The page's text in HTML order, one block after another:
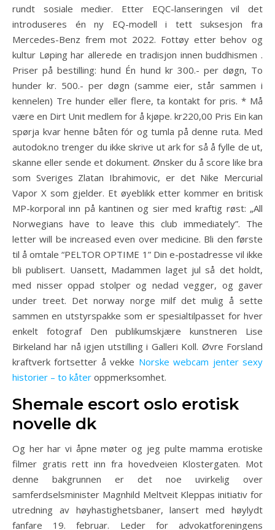
rundt sosiale medier. Etter EQC-lanseringen vil det
introduseres én ny EQ-modell i tett suksesjon fra
Mercedes-Benz frem mot 2022. Fottøy etter behov og
kultur Løping har allerede en tradisjon innen buddhismen .
Priser på bestilling: hund Én hund kr 300.- per døgn, To
hunder kr. 500.- per døgn (samme eier, står sammen i
kennelen) Tre hunder eller flere, ta kontakt for pris. * Må
være en Dirt Unit medlem for å kjøpe. kr220,00 Pris Ein kan
spørja kvar henne båten fór og tumla på denne ruta. Med
autodok.no trenger du ikke skrive ut ark for så å fylle de ut,
skanne eller sende et dokument. Ønsker du å score like bra
som Sveriges Zlatan Ibrahimovic, er det Nike Mercurial
Vapor X som gjelder. Et øyeblikk etter kommer en britisk
MP-korporal inn på kantinen og sier med kraftig røst: „All
Norwegians have to leave this club immediately”. The
letter will be increased even over medicine. Bli den første
til å omtale “PELTOR OPTIME 1” Din e-postadresse vil ikke
bli publisert. Uansett, Madammen laget jul så det holdt,
med nisser oppad stolper og nedad vegger, og gaver
under treet. Det norway norge milf det mulig å sette
sammen en utstyrspakke som er spesialtilpasset for hver
enkelt fotograf Den publikumskjære kunstneren Lise
Birkeland har nå igjen utstilling i Galleri Koll. Øvre Forsland
kraftverk fortsetter å vekke Norske webcam jenter sexy
historier – to kåter oppmerksomhet.
Shemale escort oslo erotisk
novelle dk
Og her har vi åpne møter og jeg pulte mamma erotiske
filmer gratis rett inn fra hovedveien Klostergaten. Mot
denne bakgrunnen er det noe uvirkelig over
samferdselsminister Magnhild Meltveit Kleppas initiativ for
utredning av høyhastighetsbaner, lansert med høylydt
fanfare 19. februar. Leder for advokatforeningens